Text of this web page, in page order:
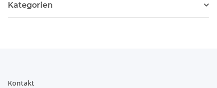
Kategorien
Kontakt